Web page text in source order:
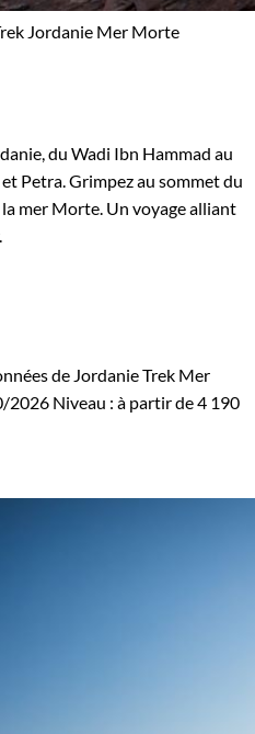
du Wadi Ibn Hammad au
Petra. Grimpez au sommet du
mer Morte. Un voyage alliant
de JordanieTrek Mer
2026 Niveau : à partir de4 190